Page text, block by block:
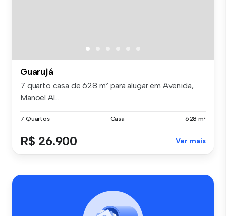
Guarujá
7 quarto casa de 628 m² para alugar em Avenida,
Manoel Al...
7 Quartos Casa 628 m²
R$ 26.900 Ver mais